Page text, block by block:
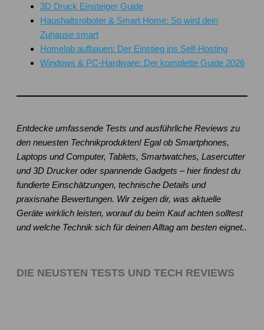
3D Druck Einsteiger Guide
Haushaltsroboter & Smart Home: So wird dein
Zuhause smart
Homelab aufbauen: Der Einstieg ins Self-Hosting
Windows & PC-Hardware: Der komplette Guide 2026
Entdecke umfassende Tests und ausführliche Reviews zu
den neuesten Technikprodukten! Egal ob Smartphones,
Laptops und Computer, Tablets, Smartwatches, Lasercutter
und 3D Drucker oder spannende Gadgets – hier findest du
fundierte Einschätzungen, technische Details und
praxisnahe Bewertungen. Wir zeigen dir, was aktuelle
Geräte wirklich leisten, worauf du beim Kauf achten solltest
und welche Technik sich für deinen Alltag am besten eignet..
DIE NEUSTEN TESTS UND TECH REVIEWS